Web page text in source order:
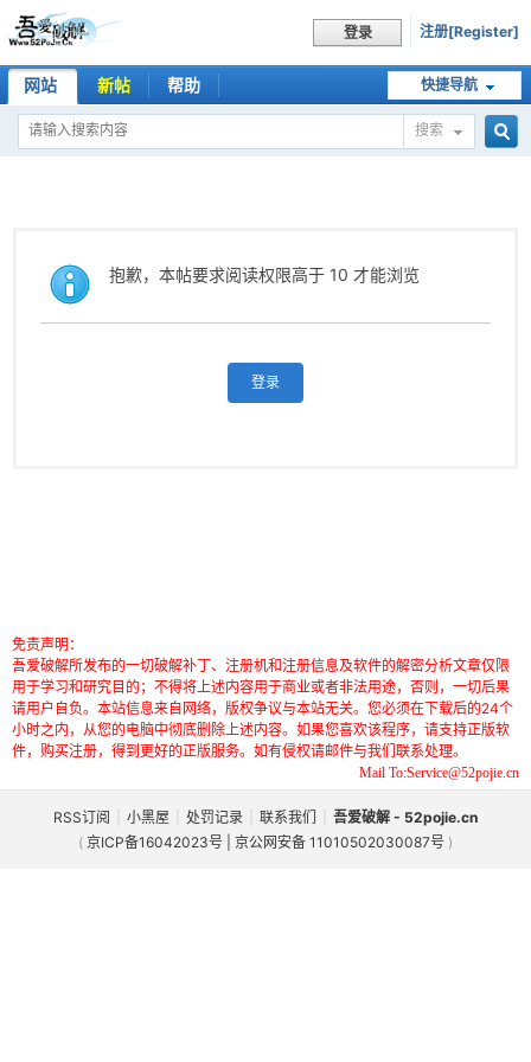
登录 注册[Register]
快捷导航
网站 新帖 帮助
搜索
抱歉，本帖要求阅读权限高于 10 才能浏览
登录
免责声明：
吾爱破解所发布的一切破解补丁、注册机和注册信息及软件的解密分析文章仅限
用于学习和研究目的；不得将上述内容用于商业或者非法用途，否则，一切后果
请用户自负。本站信息来自网络，版权争议与本站无关。您必须在下载后的24个
小时之内，从您的电脑中彻底删除上述内容。如果您喜欢该程序，请支持正版软
件，购买注册，得到更好的正版服务。如有侵权请邮件与我们联系处理。
Mail To:Service@52pojie.cn
RSS订阅 小黑屋 处罚记录 联系我们
吾爱破解 - 52pojie.cn
( 京ICP备16042023号 | 京公网安备 11010502030087号 )